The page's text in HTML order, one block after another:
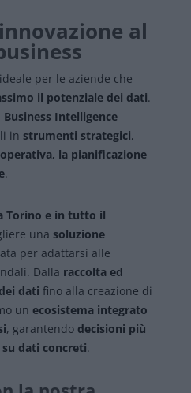
al
per le aziende che
il potenziale dei dati.
Business Intelligence
in strumenti strategici,
la pianificazione
.
Torino e in tutto il
una soluzione
per adattarsi alle
Dalla raccolta ed
dati fino alla creazione di
un ecosistema integrato
, garantendo decisioni più
dati concreti.